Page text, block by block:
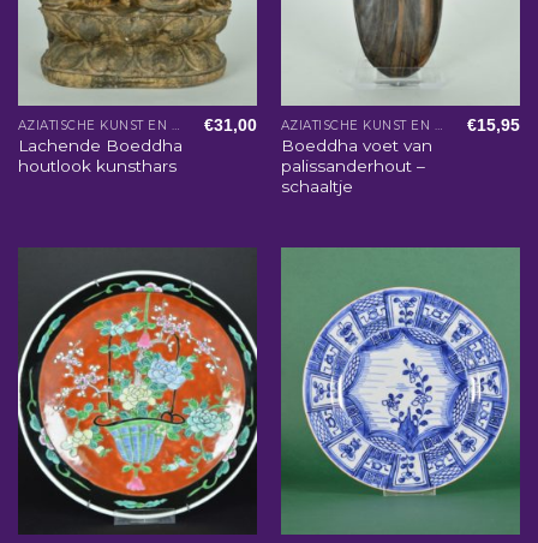
AZIATISCHE KUNST EN WOONACCESSOIRES
Lachende Boeddha
houtlook kunsthars
€31,00 AZIATISCHE KUNST EN WOONACCESSOIRES
Boeddha voet van
palissanderhout –
schaaltje
€15,95